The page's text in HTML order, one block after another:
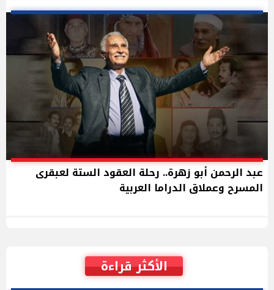
عبد الرحمن أبو زهرة.. رحلة العقود الستة لعبقرى
المسرح وعملاق الدراما العربية
الأكثر قراءة